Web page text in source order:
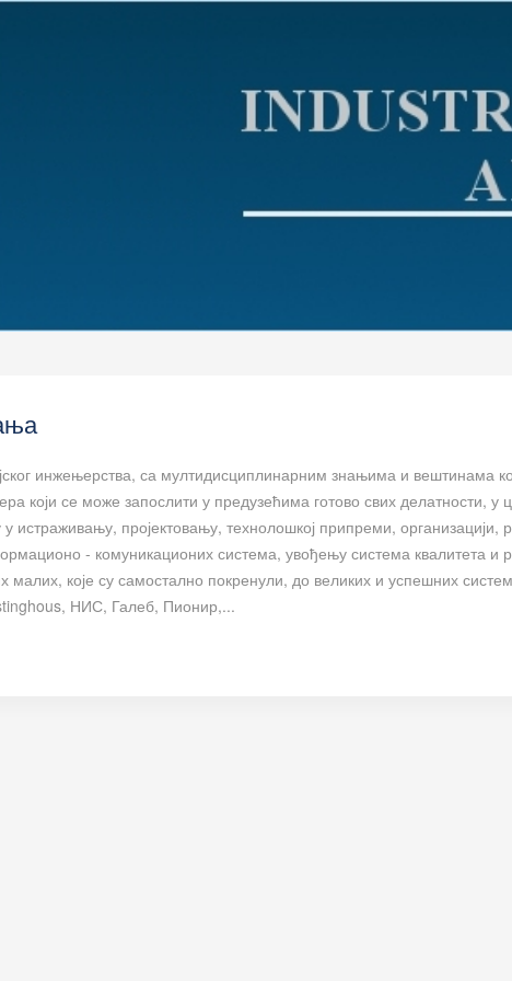
инжењерства, са мултидисциплинарним знањима и вештинама
који се може запослити у предузећима готово свих делатности, у
истраживању, пројектовању, технолошкој припреми, организацији,
- комуникационих система, увођењу система квалитета и
малих, које су самостално покренули, до великих и успешних
НИС, Галеб, Пионир,...